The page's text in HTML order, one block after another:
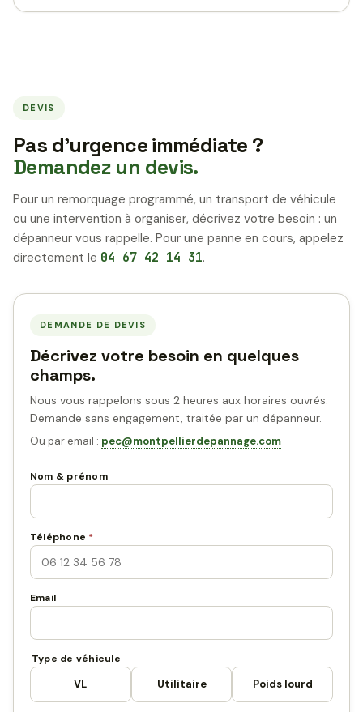
DEVIS
Pas d’urgence immédiate ?
Demandez un devis.
Pour un remorquage programmé, un transport de véhicule
ou une intervention à organiser, décrivez votre besoin : un
dépanneur vous rappelle. Pour une panne en cours, appelez
directement le 04 67 42 14 31.
DEMANDE DE DEVIS
Décrivez votre besoin en quelques
champs.
Nous vous rappelons sous 2 heures aux horaires ouvrés.
Demande sans engagement, traitée par un dépanneur.
Ou par email : pec@montpellierdepannage.com
Nom & prénom
Téléphone *
Email
Type de véhicule
VL Utilitaire Poids lourd